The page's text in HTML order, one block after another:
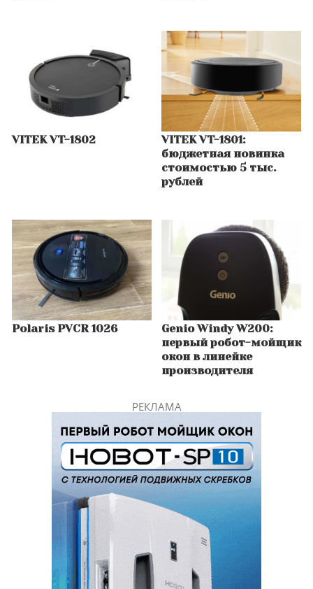
VITEK VT-1802
VITEK VT-1801:
бюджетная новинка
стоимостью 5 тыс.
рублей
Polaris PVCR 1026
Genio Windy W200:
первый робот-мойщик
окон в линейке
производителя
РЕКЛАМА